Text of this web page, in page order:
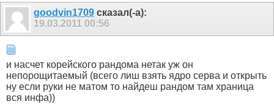
goodvin1709 сказал(-а):
19.03.2011 00:56
и насчет корейского рандома нетак уж он
непорощитаемый (всего лиш взять ядро серва и открыть
ну если руки не матом то найдеш рандом там храница
вся инфа))